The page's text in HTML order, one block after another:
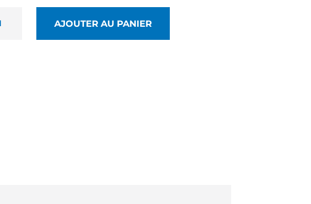
AJOUTER AU PANIER